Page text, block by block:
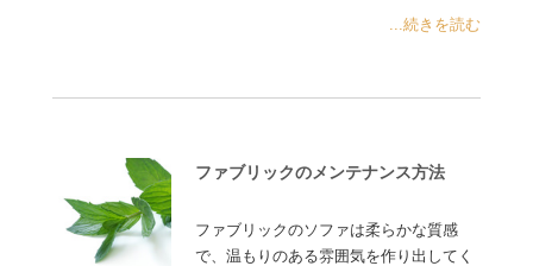
...続きを読む
ファブリックのメンテナンス方法
ファブリックのソファは柔らかな質感
で、温もりのある雰囲気を作り出してく